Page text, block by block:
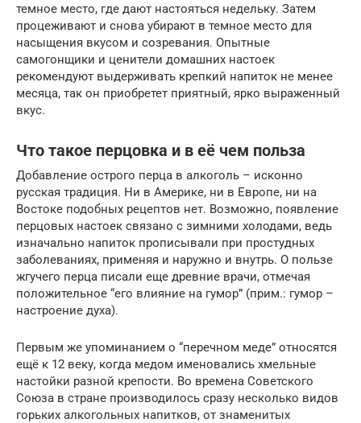
темное место, где дают настояться недельку. Затем
процеживают и снова убирают в темное место для
насыщения вкусом и созревания. Опытные
самогонщики и ценители домашних настоек
рекомендуют выдерживать крепкий напиток не менее
месяца, так он приобретет приятный, ярко выраженный
вкус.
Что такое перцовка и в её чем польза
Добавление острого перца в алкоголь – исконно
русская традиция. Ни в Америке, ни в Европе, ни на
Востоке подобных рецептов нет. Возможно, появление
перцовых настоек связано с зимними холодами, ведь
изначально напиток прописывали при простудных
заболеваниях, применяя и наружно и внутрь. О пользе
жгучего перца писали еще древние врачи, отмечая
положительное “его влияние на гумор” (прим.: гумор –
настроение духа).
Первым же упоминанием о “перечном меде” относятся
ещё к 12 веку, когда медом именовались хмельные
настойки разной крепости. Во времена Советского
Союза в стране производилось сразу несколько видов
горьких алкогольных напитков, от знаменитых